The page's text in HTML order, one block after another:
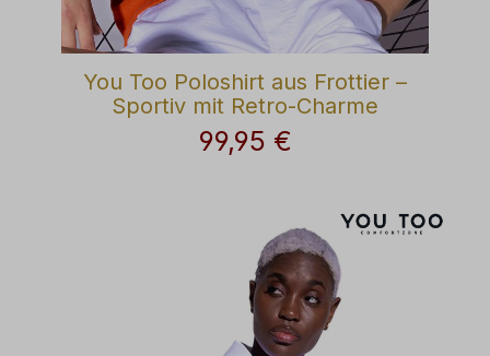
You Too Poloshirt aus Frottier –
Sportiv mit Retro-Charme
Regulärer Preis:
99,95 €